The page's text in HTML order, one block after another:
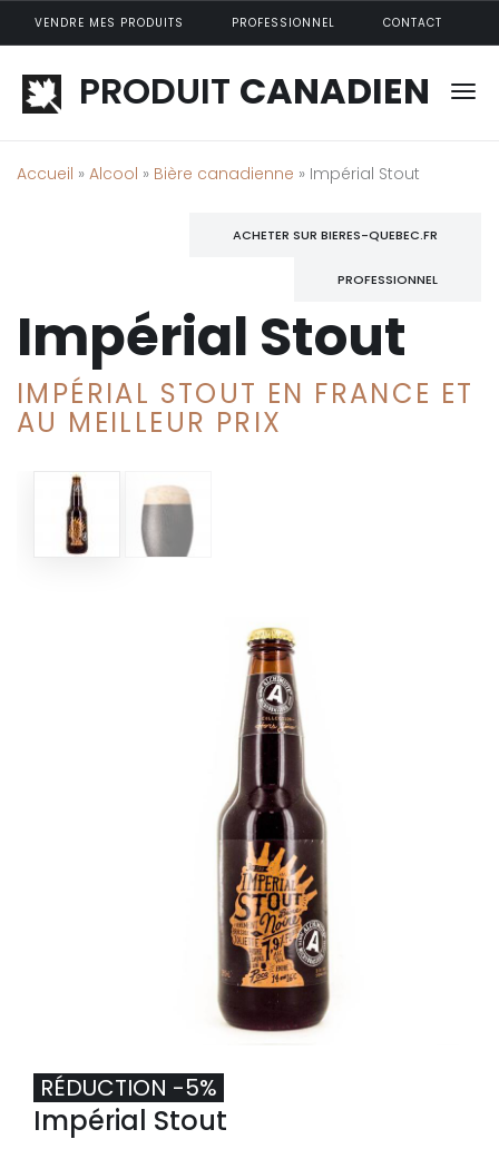
Aller au contenu principal
VENDRE MES PRODUITS PROFESSIONNEL CONTACT
PRODUIT CANADIEN
Accueil » Alcool » Bière canadienne » Impérial Stout
ACHETER SUR BIERES-QUEBEC.FR
PROFESSIONNEL
Impérial Stout
IMPÉRIAL STOUT EN FRANCE ET
AU MEILLEUR PRIX
Impérial Stout
RÉDUCTION -5%